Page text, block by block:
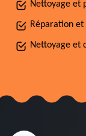
Nettoyage et
Réparation
Nettoyage et